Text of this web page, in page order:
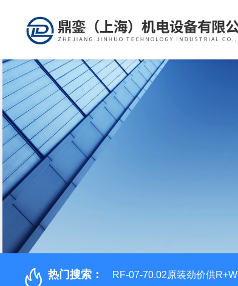
热门搜索： RF-07-70.02原装劲价供